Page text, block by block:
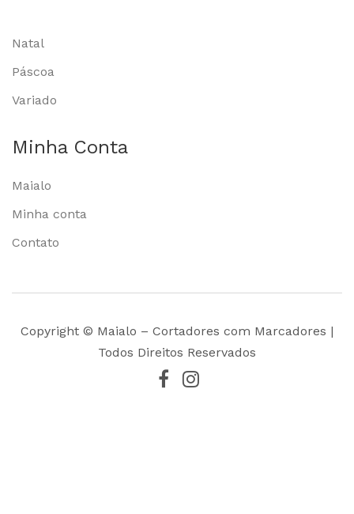
Natal
Páscoa
Variado
Minha Conta
Maialo
Minha conta
Contato
Copyright © Maialo – Cortadores com Marcadores |
Todos Direitos Reservados